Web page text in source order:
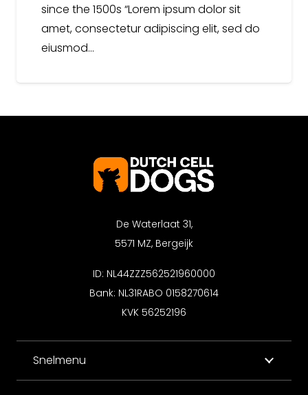
since the 1500s “Lorem ipsum dolor sit
amet, consectetur adipiscing elit, sed do
eiusmod…
De Waterlaat 31,
5571 MZ, Bergeijk
ID: NL44ZZZ562521960000
Bank: NL31RABO 0158270614
KVK 56252196
Snelmenu